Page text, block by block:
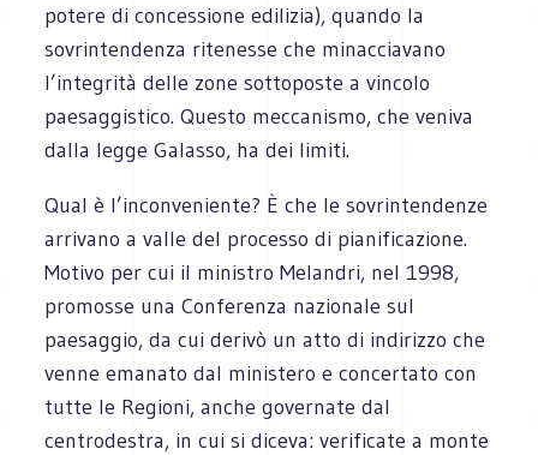
potere di concessione edilizia), quando la
sovrintendenza ritenesse che minacciavano
l’integrità delle zone sottoposte a vincolo
paesaggistico. Questo meccanismo, che veniva
dalla legge Galasso, ha dei limiti.
Qual è l’inconveniente? È che le sovrintendenze
arrivano a valle del processo di pianificazione.
Motivo per cui il ministro Melandri, nel 1998,
promosse una Conferenza nazionale sul
paesaggio, da cui derivò un atto di indirizzo che
venne emanato dal ministero e concertato con
tutte le Regioni, anche governate dal
centrodestra, in cui si diceva: verificate a monte